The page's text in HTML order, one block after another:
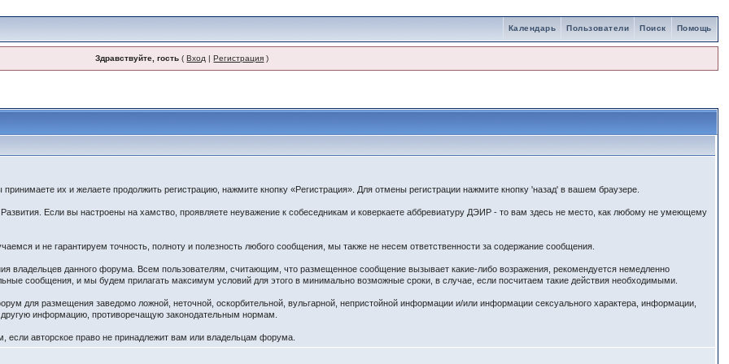
Помощь
Поиск
Пользователи
Календарь
Здравствуйте, гость (Вход |Регистрация )
их и желаете продолжить регистрацию, нажмите кнопку «Регистрация». Для отмены регистрации нажмите кнопку 'назад' в вашем браузере.
Если вы настроены на хамство, проявляете неуважение к собеседникам и коверкаете аббревиатуру ДЭИР - то вам здесь не место, как любому не умеющему
и не гарантируем точность, полноту и полезность любого сообщения, мы также не несем ответственности за содержание сообщения.
владельцев данного форума. Всем пользователям, считающим, что размещенное сообщение вызывает какие-либо возражения, рекомендуется немедленно
сообщения, и мы будем прилагать максимум условий для этого в минимально возможные сроки, в случае, если посчитаем такие действия необходимыми.
для размещения заведомо ложной, неточной, оскорбительной, вульгарной, непристойной информации и/или информации сексуального характера, информации,
информацию, противоречащую законодательным нормам.
авторское право не принадлежит вам или владельцам форума.